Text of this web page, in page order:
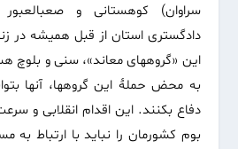
سراوان) کوهستانی و
دادگستری استان از قبل همیشه در
این «گروه‏های معاند»، سنی و بلوچ
به محض حملۀ این گروه‏ها، آنها
دفاع بکنند. این اقدام انقلابی و
بوم کشورمان را نباید با ارتباط به